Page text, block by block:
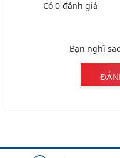
Hotline: 0945 333 777
Có 0 đánh giá
Bạn nghĩ